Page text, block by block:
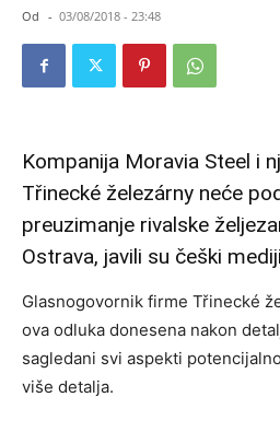
Od - 03/08/2018 - 23:48
Kompanija Moravia Steel i
Třinecké železárny neće
preuzimanje rivalske
Ostrava, javili su češki
Glasnogovornik firme Třinecké
ova odluka donesena nakon
sagledani svi aspekti
više detalja.